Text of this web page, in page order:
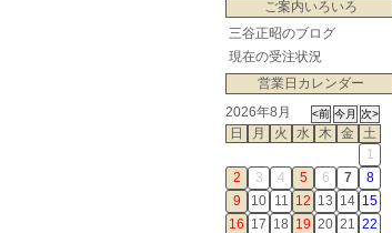
ご案内いろいろ
三谷正昭のブログ
現在の受注状況
営業日カレンダー
2026年8月
日
月 火 水 木 金
土
1
2
3 4 5 6 7
8
9
10 11 12 13 14 15
16 17 18 19 20 21 22